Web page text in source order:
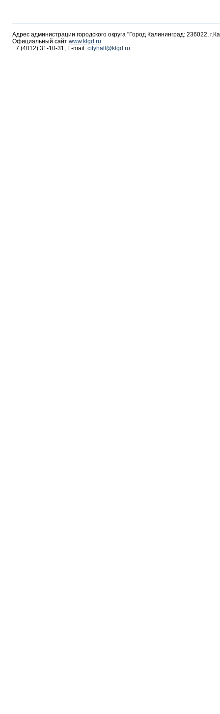
Адрес администрации городского округа "Город Калининград: 236022,
Официальный сайт www.klgd.ru
+7 (4012) 31-10-31, E-mail: cityhall@klgd.ru